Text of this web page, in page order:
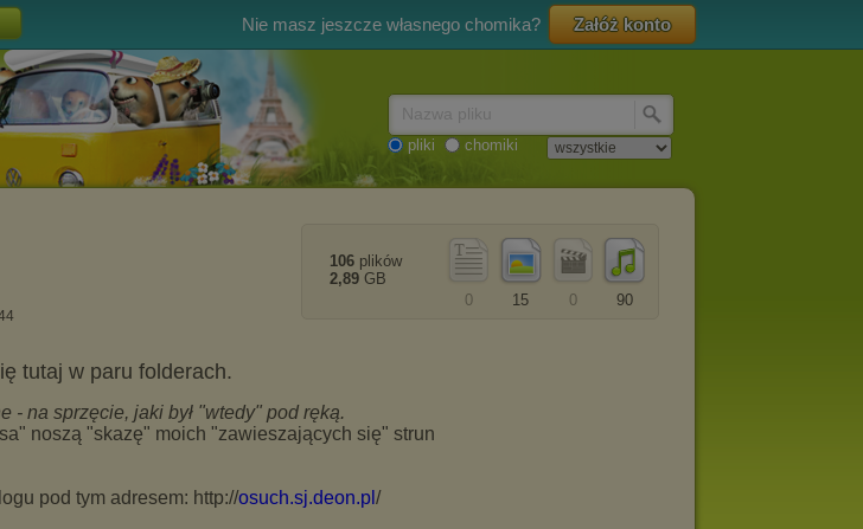
Nie masz jeszcze własnego chomika? Załóż konto
pliki chomiki
90
0
15
0
106 plików
2,89 GB